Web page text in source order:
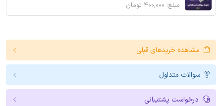
مبلغ: ۴۰۰,۰۰۰ تومان
مشاهده خریدهای قبلی
سوالات متداول
درخواست پشتیبانی